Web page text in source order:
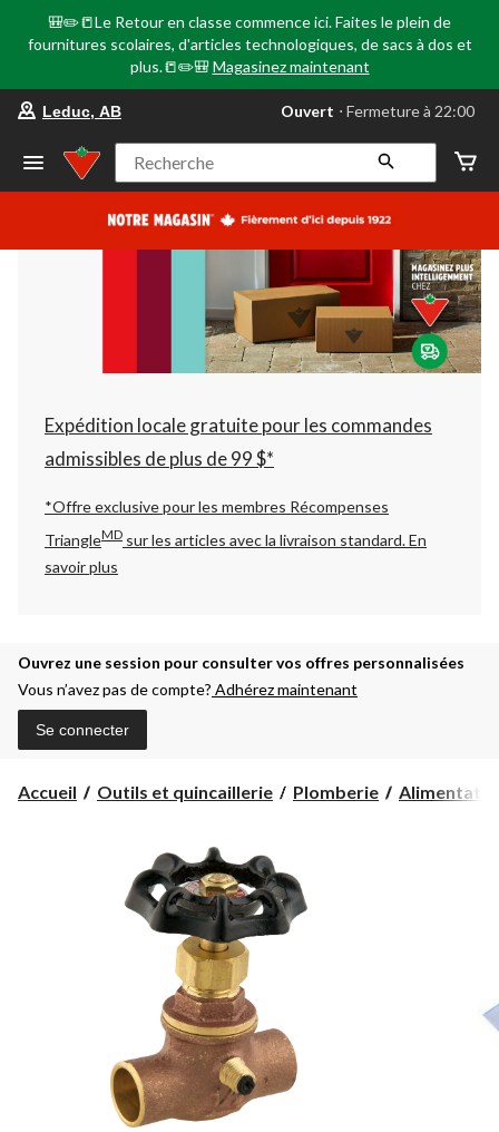
🎒✏️📒Le Retour en classe commence ici. Faites le plein de
fournitures scolaires, d'articles technologiques, de sacs à dos et
plus.📒✏️🎒 Magasinez maintenant
votre
préféré
Leduc,
AB,
courament
Fermeture
à
22:00
cliquer
pour
changer
Leduc, AB Ouvert ⋅ Fermeture à 22:00
Recherche
Expédition locale gratuite pour les commandes
admissibles de plus de 99 $*
*Offre exclusive pour les membres Récompenses
TriangleMD sur les articles avec la livraison standard.En
savoir plus
Ouvrez une session pour consulter vos offres personnalisées
Vous n’avez pas de compte? Adhérez maintenant
Se connecter
Accueil Outils et quincaillerie Plomberie